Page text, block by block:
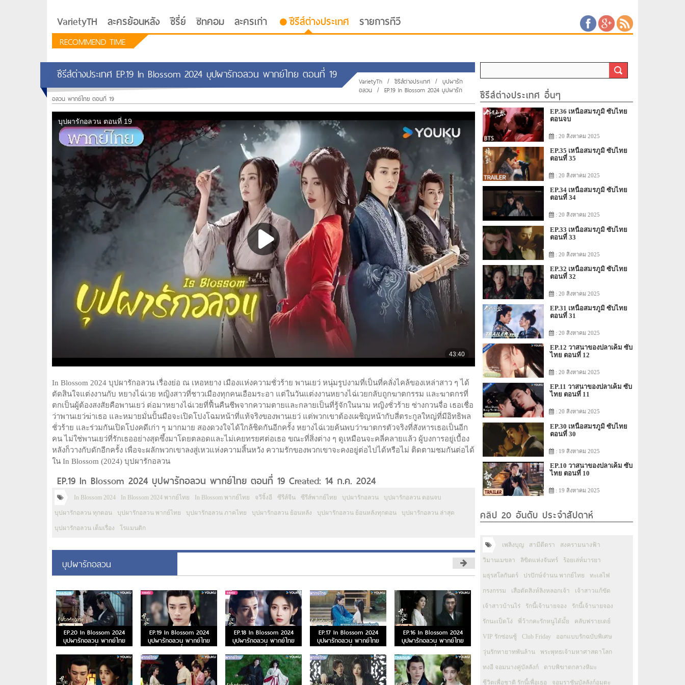
VarietyTH ละครย้อนหลัง ซีรี่ย์ ซิทคอม ละครเก่า ซีรีส์ต่างประเทศ รายการทีวี
RECOMMEND TIME
รักอยู่ประตูถัดไป
ซีรีย์เกาหลี Love Next Door ซับไทย
ซีรีส์ต่างประเทศ EP.19 In Blossom 2024 บุปผารักอลวน พากย์ไทย ตอนที่ 19 VarietyTh / ซีรีส์ต่างประเทศ / บุปผารัก
อลวน / EP.19 In Blossom 2024 บุปผารัก
อลวน พากย์ไทย ตอนที่ 19
In Blossom 2024 บุปผารักอลวน เรื่องย่อ ณ เหอหยาง เมืองแห่งความชั่วร้าย พานเยว่ หนุ่มรูปงามที่เป็นที่คลั่งไคล้ของเหล่าสาว ๆ ได้
ตัดสินใจแต่งงานกับ หยางไฉ่เวย หญิงสาวที่ชาวเมืองทุกคนเอือมระอา แต่ในวันแต่งงานหยางไฉ่เวยกลับถูกฆาตกรรม และฆาตกรที่
ตกเป็นผู้ต้องสงสัยคือพานเยว่ ต่อมาหยางไฉ่เวยที่ฟื้นคืนชีพจากความตายและกลายเป็นที่รู้จักในนาม หญิงชั่วร้าย ซ่างกวนจื่อ เธอเชื่อ
ว่าพานเยว่ฆ่าเธอ และหมายมั่นปั้นมือจะเปิดโปงโฉมหน้าที่แท้จริงของพานเยว่ แต่พวกเขาต้องเผชิญหน้ากับสี่ตระกูลใหญ่ที่มีอิทธิพล
ชั่วร้าย และร่วมกันเปิดโปงคดีเก่า ๆ มากมาย สองดวงใจได้ใกล้ชิดกันอีกครั้ง หยางไฉ่เวยค้นพบว่าฆาตกรตัวจริงที่สังหารเธอเป็นอีก
คน ไม่ใช่พานเยว่ที่รักเธออย่างสุดซึ้งมาโดยตลอดและไม่เคยทรยศต่อเธอ ขณะที่สิ่งต่าง ๆ ดูเหมือนจะคลี่คลายแล้ว ผู้บงการอยู่เบื้อง
หลังก็วางกับดักอีกครั้ง เพื่อจะผลักพวกเขาลงสู่เหวแห่งความสิ้นหวัง ความรักของพวกเขาจะคงอยู่ต่อไปได้หรือไม่ ติดตามชมกันต่อได้
ใน In Blossom (2024) บุปผารักอลวน
EP.19 In Blossom 2024 บุปผารักอลวน พากย์ไทย ตอนที่ 19 Created: 14 ก.ค. 2024
In Blossom 2024 In Blossom 2024 พากย์ไทย In Blossom พากย์ไทย จวีจิ้งอี ซีรีส์จีน ซีรีส์พากย์ไทย บุปผารักอลวน บุปผารักอลวน ตอนจบ
บุปผารักอลวน ทุกตอน บุปผารักอลวน พากย์ไทย บุปผารักอลวน ภาคไทย บุปผารักอลวน ย้อนหลัง บุปผารักอลวน ย้อนหลังทุกตอน บุปผารักอลวน ล่าสุด
บุปผารักอลวน เต็มเรื่อง โรแมนติก
บุปผารักอลวน
EP.20 In Blossom 2024
บุปผารักอลวน พากย์ไทย
ตอนที่ 20
EP.19 In Blossom 2024
บุปผารักอลวน พากย์ไทย
ตอนที่ 19
EP.18 In Blossom 2024
บุปผารักอลวน พากย์ไทย
ตอนที่ 18
EP.17 In Blossom 2024
บุปผารักอลวน พากย์ไทย
ตอนที่ 17
EP.16 In Blossom 2024
บุปผารักอลวน พากย์ไทย
ตอนที่ 16
ซีรีส์ต่างประเทศ อื่นๆ
EP.36 เหนือสมรภูมิ ซับไทย
ตอนจบ
: 20 สิงหาคม 2025
EP.35 เหนือสมรภูมิ ซับไทย
ตอนที่ 35
: 20 สิงหาคม 2025
EP.34 เหนือสมรภูมิ ซับไทย
ตอนที่ 34
: 20 สิงหาคม 2025
EP.33 เหนือสมรภูมิ ซับไทย
ตอนที่ 33
: 20 สิงหาคม 2025
EP.32 เหนือสมรภูมิ ซับไทย
ตอนที่ 32
: 20 สิงหาคม 2025
EP.31 เหนือสมรภูมิ ซับไทย
ตอนที่ 31
: 20 สิงหาคม 2025
EP.12 วาสนาของปลาเค็ม ซับ
ไทย ตอนที่ 12
: 20 สิงหาคม 2025
EP.11 วาสนาของปลาเค็ม ซับ
ไทย ตอนที่ 11
: 20 สิงหาคม 2025
EP.30 เหนือสมรภูมิ ซับไทย
ตอนที่ 30
: 19 สิงหาคม 2025
EP.10 วาสนาของปลาเค็ม ซับ
ไทย ตอนที่ 10
: 19 สิงหาคม 2025
คลิป 20 อันดับ ประจำสัปดาห์
เพลิงบุญ สามีตีตรา สงครามนางฟ้า
วิมานเมขลา ลิขิตแห่งจันทร์ ร้อยเล่ห์มารยา
มธุรสโลกันตร์ ปรปักษ์จำนน พากย์ไทย ทะเลไฟ
กรงกรรม เสือตัดสิงห์ลิงหลอกเจ้า เจ้าสาวแก้ขัด
เจ้าสาวบ้านไร่ รักนี้เจ้านายจอง รักนี้เจ้านายจอง
รักนะเป็ดโง่ พี่ว้ากคะรักหนูได้มั้ย คลับฟรายเดย์
VIP รักซ่อนชู้ Club Friday ออกแบบรักฉบับพิเศษ
วุ่นรักทายาทพันล้าน พระพุทธเจ้ามหาศาสดาโลก
ทงอี จอมนางคู่บัลลังก์ ดาบพิฆาตกลางหิมะ
ชีวิตเพื่อชาติ รักนี้เพื่อเธอ จอมราชันบัลลังก์อมตะ